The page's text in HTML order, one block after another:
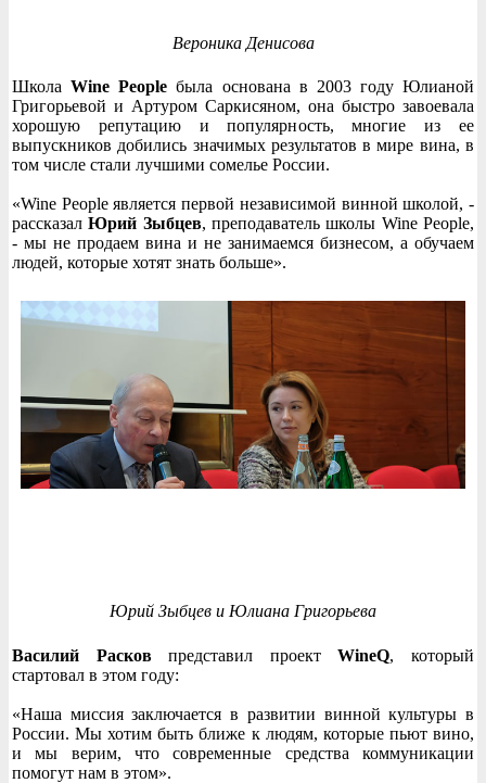
Вероника Денисова
ШколаWine People была основана в 2003 году Юлианой
Григорьевой и Артуром Саркисяном, она быстро завоевала
хорошую репутацию и популярность, многие из ее
выпускников добились значимых результатов в мире вина, в
том числе стали лучшими сомелье России.
«Wine People является первой независимой винной школой, -
рассказалЮрий Зыбцев, преподаватель школы Wine People,
- мы не продаем вина и не занимаемся бизнесом, а обучаем
людей, которые хотят знать больше».
Юрий Зыбцев и Юлиана Григорьева
Василий Расковпредставил проектWineQ, который
стартовал в этом году:
«Наша миссия заключается в развитии винной культуры в
России. Мы хотим быть ближе к людям, которые пьют вино,
и мы верим, что современные средства коммуникации
помогут нам в этом».